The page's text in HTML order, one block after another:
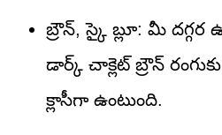
బ్రౌన్, స్కై బ్లూ: మీ
డార్క్ చాక్లెట్ బ్రౌన్
క్లాసీగా ఉంటుంది.